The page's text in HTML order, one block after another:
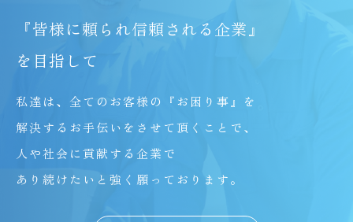
『皆様に頼られ信頼される企業』
を目指して
私達は、全てのお客様の『お困り事』を
解決するお手伝いをさせて頂くことで、
人や社会に貢献する企業で
あり続けたいと強く願っております。